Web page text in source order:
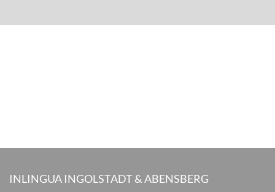
INLINGUA INGOLSTADT & ABENSBERG